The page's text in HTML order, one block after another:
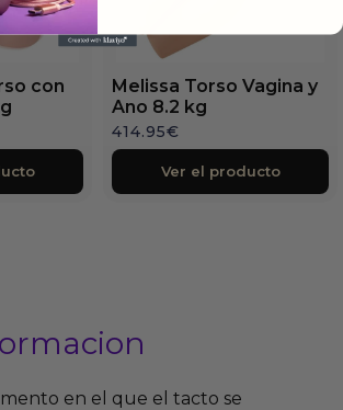
con
Melissa Torso Vagina y
Ano 8.2 kg
414.95€
Ver el producto
en el que el tacto se